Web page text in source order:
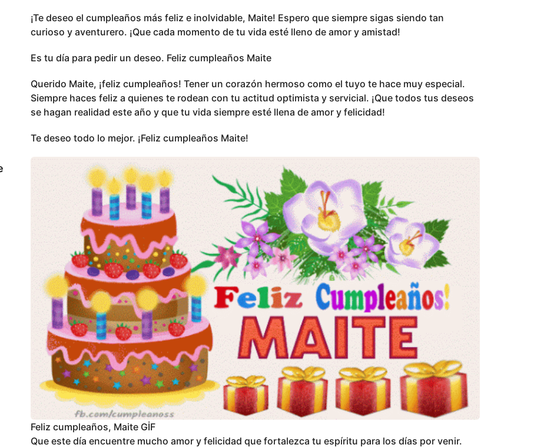
¡Te deseo el cumpleaños más feliz e inolvidable, Maite! Espero que siempre sigas siendo tan
curioso y aventurero. ¡Que cada momento de tu vida esté lleno de amor y amistad!
Es tu día para pedir un deseo. Feliz cumpleaños Maite
Querido Maite, ¡feliz cumpleaños! Tener un corazón hermoso como el tuyo te hace muy especial.
Siempre haces feliz a quienes te rodean con tu actitud optimista y servicial. ¡Que todos tus deseos
se hagan realidad este año y que tu vida siempre esté llena de amor y felicidad!
Te deseo todo lo mejor. ¡Feliz cumpleaños Maite!
Feliz cumpleaños, Maite GİF
Que este día encuentre mucho amor y felicidad que fortalezca tu espíritu para los días por venir.